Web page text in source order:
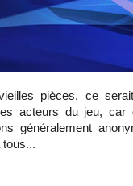
pièces, ce
acteurs du jeu, car
généralement
tous...